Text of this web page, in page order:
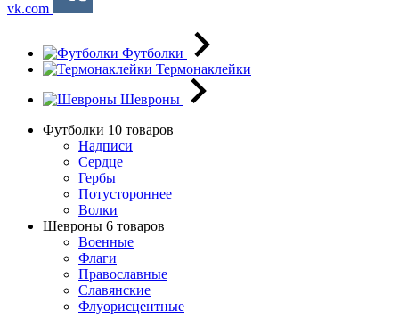
vk.com
Футболки
Термонаклейки
Шевроны
Футболки 10 товаров
Надписи
Сердце
Гербы
Потустороннее
Волки
Шевроны 6 товаров
Военные
Флаги
Православные
Славянские
Флуорисцентные